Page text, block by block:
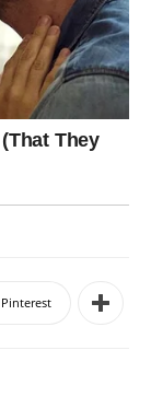
Pinterest